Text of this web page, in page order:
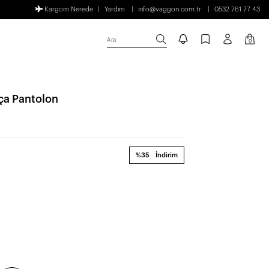
Kargom Nerede Yardım info@vaggon.com.tr 0532 761 77 43
Ara 0
Pantolon
%35 İndirim